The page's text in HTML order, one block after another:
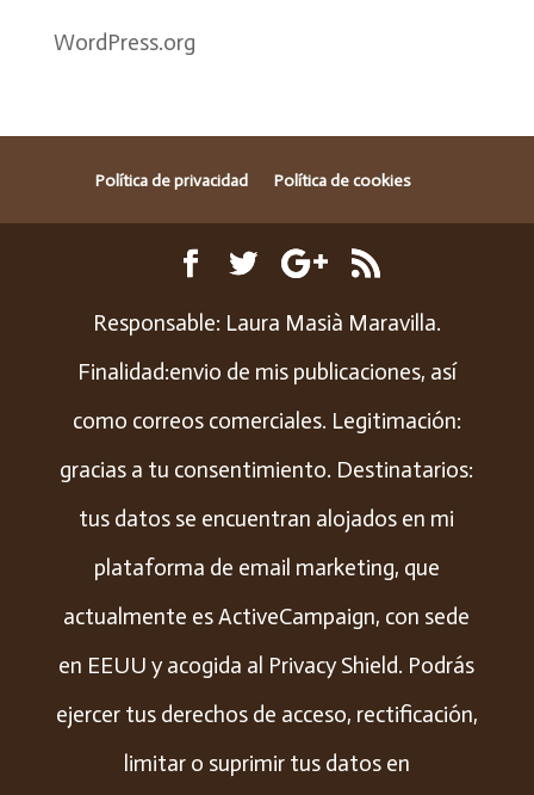
WordPress.org
Política de privacidad Política de cookies
Responsable: Laura Masià Maravilla.
Finalidad:envio de mis publicaciones, así
como correos comerciales. Legitimación:
gracias a tu consentimiento. Destinatarios:
tus datos se encuentran alojados en mi
plataforma de email marketing, que
actualmente es ActiveCampaign, con sede
en EEUU y acogida al Privacy Shield. Podrás
ejercer tus derechos de acceso, rectificación,
limitar o suprimir tus datos en